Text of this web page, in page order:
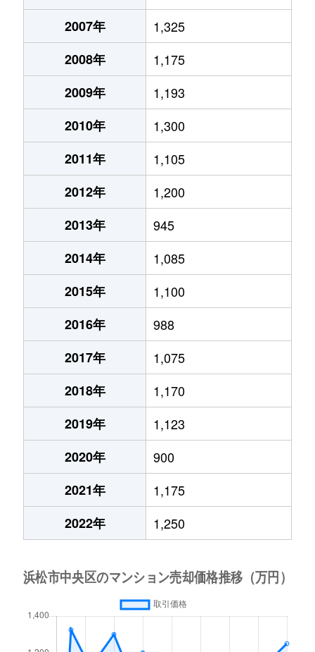
2007年
1,325
2008年
1,175
2009年
1,193
2010年
1,300
2011年
1,105
2012年
1,200
2013年
945
2014年
1,085
2015年
1,100
2016年
988
2017年
1,075
2018年
1,170
2019年
1,123
2020年
900
2021年
1,175
2022年
1,250